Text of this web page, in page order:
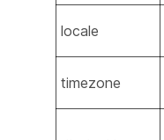
locale
timezone